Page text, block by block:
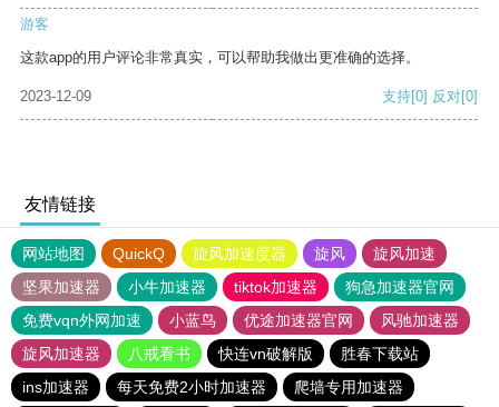
游客
这款app的用户评论非常真实，可以帮助我做出更准确的选择。
2023-12-09 支持[0] 反对[0]
友情链接
网站地图 QuickQ 旋风加速度器 旋风
旋风加速
坚果加速器
小牛加速器 tiktok加速器
狗急加速器官网
免费vqn外网加速
小蓝鸟 优途加速器官网
风驰加速器
旋风加速器
八戒看书 快连vn破解版
胜春下载站
ins加速器
每天免费2小时加速器 爬墙专用加速器